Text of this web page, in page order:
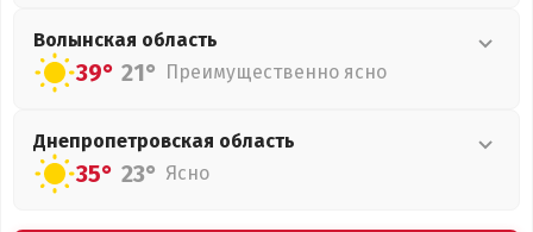
Волынская область
39° 21° Преимущественно ясно
Днепропетровская область
35° 23° Ясно